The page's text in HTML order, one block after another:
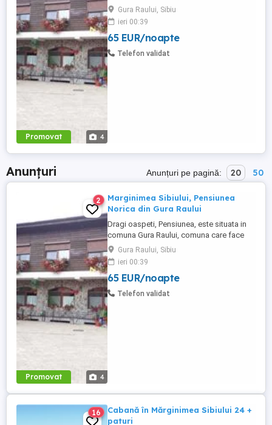
Promovat 4
parte din salba celor mai vechi, frumoase
si instarite asezari ce alcatuiesc
Marginimea Sibiului, la 18 km de Sibiu in
directia Sebes (Cristian, Orlat, Gura
Raului). Pentru cazare va stau la dispozitie
Gura Raului, Sibiu
ieri 00:39
65 EUR/noapte
Telefon validat
Anunțuri Anunțuri pe pagină: 20 50
Promovat 4
2
Marginimea Sibiului, Pensiunea
Norica din Gura Raului
Dragi oaspeti, Pensiunea, este situata in
comuna Gura Raului, comuna care face
parte din salba celor mai vechi, frumoase
si instarite asezari ce alcatuiesc
Marginimea Sibiului, la 18 km de Sibiu in
directia Sebes (Cristian, Orlat, Gura
Raului). Pentru cazare va stau la dispozitie
Gura Raului, Sibiu
ieri 00:39
65 EUR/noapte
Telefon validat
16
Cabană în Mărginimea Sibiului 24 +
paturi